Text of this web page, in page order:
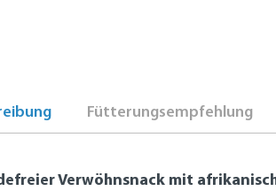
Fütterungsempfehlung
Verwöhnsnack mit